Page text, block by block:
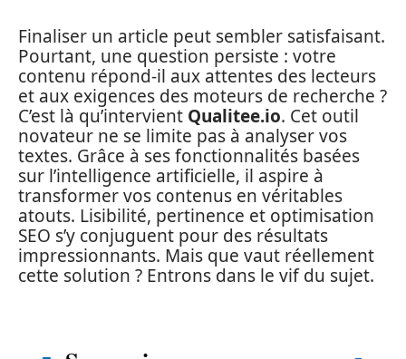
Finaliser un article peut sembler satisfaisant.
Pourtant, une question persiste : votre
contenu répond-il aux attentes des lecteurs
et aux exigences des moteurs de recherche ?
C’est là qu’intervient Qualitee.io. Cet outil
novateur ne se limite pas à analyser vos
textes. Grâce à ses fonctionnalités basées
sur l’intelligence artificielle, il aspire à
transformer vos contenus en véritables
atouts. Lisibilité, pertinence et optimisation
SEO s’y conjuguent pour des résultats
impressionnants. Mais que vaut réellement
cette solution ? Entrons dans le vif du sujet.